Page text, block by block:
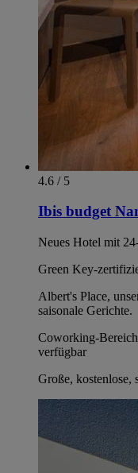
4.6 / 5
Ibis budget
Neues Hotel mit
Green Key-
Albert's Place,
saisonale Gerichte.
Coworking-
verfügbar
Große, kostenlose,